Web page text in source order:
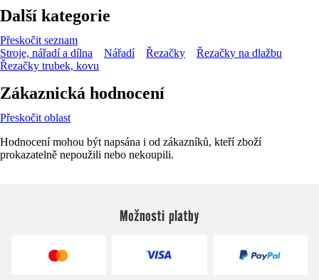
Další kategorie
Přeskočit seznam
Stroje, nářadí a dílna
Nářadí Řezačky
Řezačky na dlažbu
Řezačky trubek, kovu
Zákaznická hodnocení
Přeskočit oblast
Hodnocení mohou být napsána i od zákazníků, kteří zboží
prokazatelně nepoužili nebo nekoupili.
Možnosti platby